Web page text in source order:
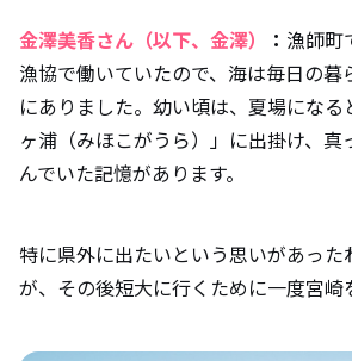
金澤美香さん（以下、金澤） ： 漁師町
漁協で働いていたので、海は毎日の暮
にありました。幼い頃は、夏場にな
ヶ浦（みほこがうら）」に出掛け、
んでいた記憶があります。
特に県外に出たいという思いがあっ
が、その後短大に行くために一度宮崎